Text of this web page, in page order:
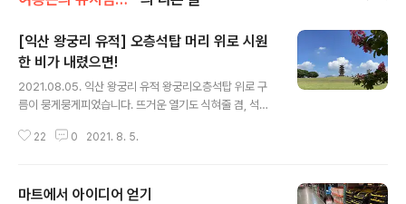
[익산 왕궁리 유적] 오층석탑 머리 위로 시원
한 비가 내렸으면!
2021.08.05. 익산 왕궁리 유적 왕궁리오층석탑 위로 구
름이 뭉게뭉게피었습니다. 뜨거운 열기도 식혀줄 겸, 석탑
장실 앞에 이런 문구가 필요해 보였습니다. “백제인이 볼일
고 합니다. 이런! 유적지 그대로 보기에는 왕궁리유적이 어
22 0 2021. 8. 5.
마트에서 아이디어 얻기